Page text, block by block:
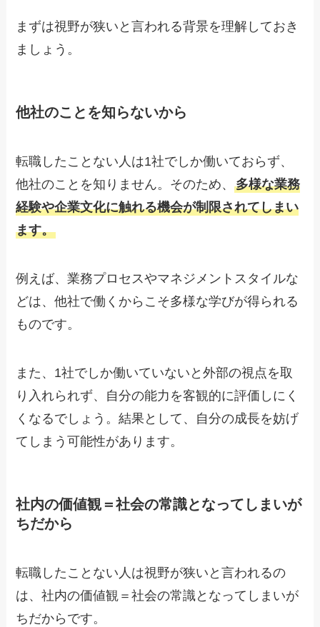
まずは視野が狭いと言われる背景を理解しておき
ましょう。
他社のことを知らないから
転職したことない人は1社でしか働いておらず、
他社のことを知りません。そのため、多様な業務
経験や企業文化に触れる機会が制限されてしまい
ます。
例えば、業務プロセスやマネジメントスタイルな
どは、他社で働くからこそ多様な学びが得られる
ものです。
また、1社でしか働いていないと外部の視点を取
り入れられず、自分の能力を客観的に評価しにく
くなるでしょう。結果として、自分の成長を妨げ
てしまう可能性があります。
社内の価値観＝社会の常識となってしまいが
ちだから
転職したことない人は視野が狭いと言われるの
は、社内の価値観＝社会の常識となってしまいが
ちだからです。